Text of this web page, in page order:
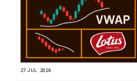
27 JUL. 2026